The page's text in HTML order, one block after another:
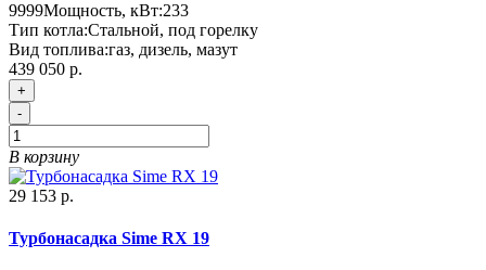
9999Мощность, кВт:233
Тип котла:Стальной, под горелку
Вид топлива:газ, дизель, мазут
439 050 р.
+
-
В корзину
29 153 р.
Турбонасадка Sime RX 19